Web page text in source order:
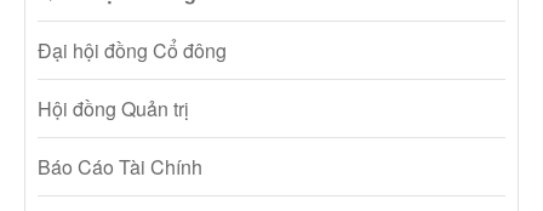
Đại hội đồng Cổ đông
Hội đồng Quản trị
Báo Cáo Tài Chính